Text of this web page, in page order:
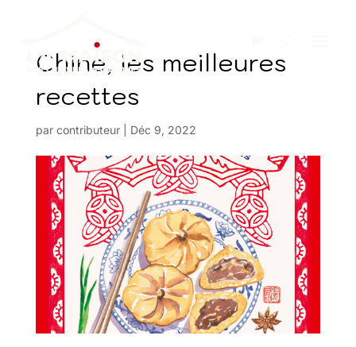
Chine, les meilleures
recettes
par contributeur| Déc 9, 2022